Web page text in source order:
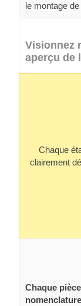
le montage
Visionnez
aperçu de
Chaque
clairement
Chaque